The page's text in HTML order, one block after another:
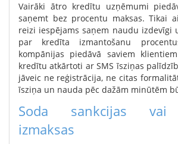
Vairāki ātro kredītu uzņēmumi
saņemt bez procentu maksas. Tikai
reizi iespējams saņem naudu izdevīgi
par kredīta izmantošanu
kompānijas piedāvā saviem
kredītu atkārtoti ar SMS īsziņas
jāveic ne reģistrācija, ne citas
īsziņa un nauda pēc dažām minūtēm
Soda sankcijas vai
izmaksas